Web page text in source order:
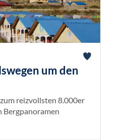
um den
reizvollsten 8.000er